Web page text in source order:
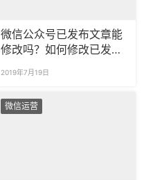
微信公众号已发布文章能
修改吗？如何修改已发布
2019年7月19日
微信运营